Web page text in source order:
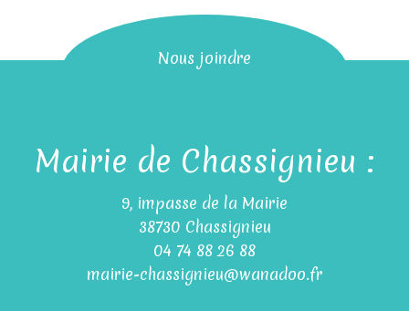
Nous joindre
Mairie de Chassignieu :
9, impasse de la Mairie
38730 Chassignieu
04 74 88 26 88
mairie-chassignieu@wanadoo.fr